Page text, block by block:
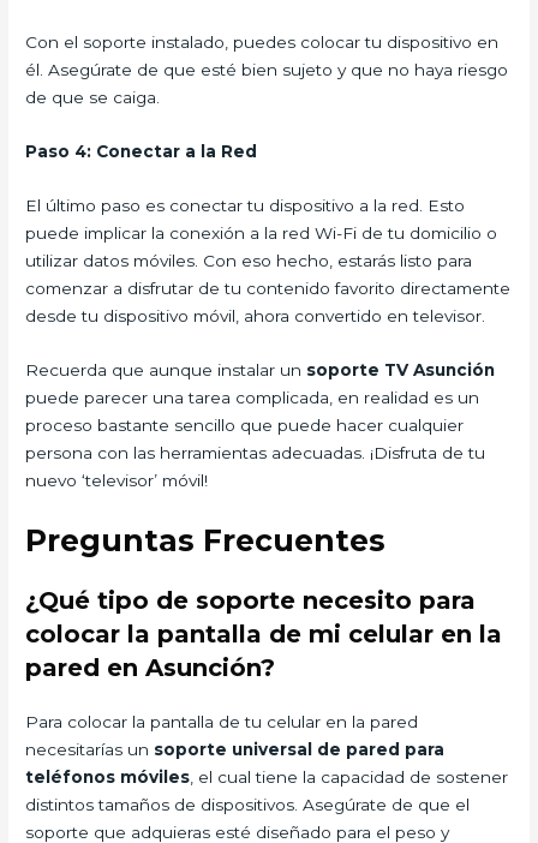
Con el soporte instalado, puedes colocar tu dispositivo en
él. Asegúrate de que esté bien sujeto y que no haya riesgo
de que se caiga.
Paso 4: Conectar a la Red
El último paso es conectar tu dispositivo a la red. Esto
puede implicar la conexión a la red Wi-Fi de tu domicilio o
utilizar datos móviles. Con eso hecho, estarás listo para
comenzar a disfrutar de tu contenido favorito directamente
desde tu dispositivo móvil, ahora convertido en televisor.
Recuerda que aunque instalar un soporte TV Asunción
puede parecer una tarea complicada, en realidad es un
proceso bastante sencillo que puede hacer cualquier
persona con las herramientas adecuadas. ¡Disfruta de tu
nuevo ‘televisor’ móvil!
Preguntas Frecuentes
¿Qué tipo de soporte necesito para
colocar la pantalla de mi celular en la
pared en Asunción?
Para colocar la pantalla de tu celular en la pared
necesitarías un soporte universal de pared para
teléfonos móviles , el cual tiene la capacidad de sostener
distintos tamaños de dispositivos. Asegúrate de que el
soporte que adquieras esté diseñado para el peso y